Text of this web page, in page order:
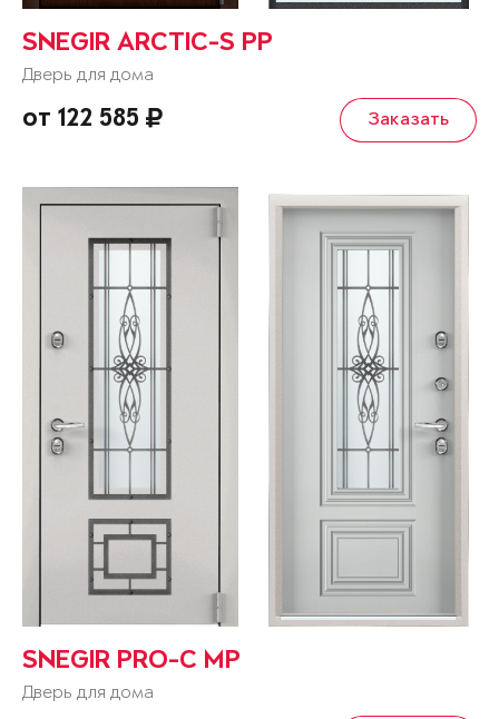
SNEGIR ARCTIC-S PP
Дверь для дома
от 122 585 Заказать
SNEGIR PRO-C MP
Дверь для дома